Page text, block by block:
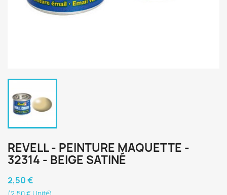
REVELL - PEINTURE MAQUETTE -
32314 - BEIGE SATINÉ
2,50 €